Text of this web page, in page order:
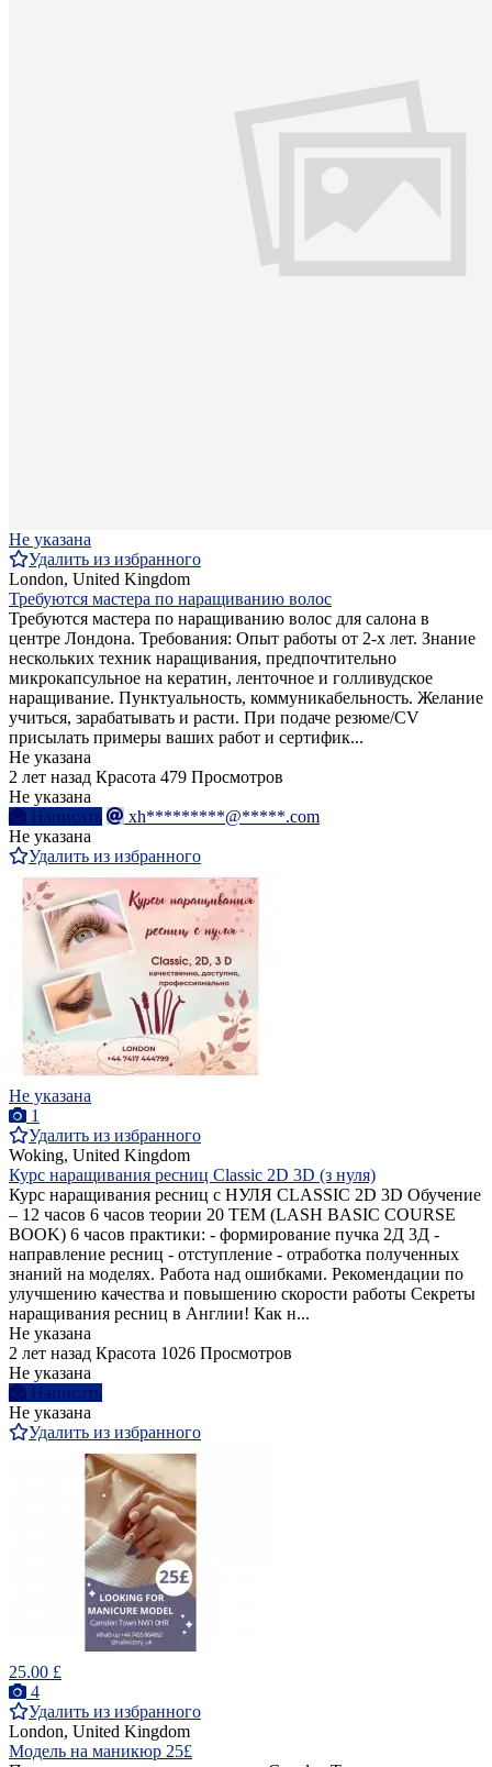
Не указана
Удалить из избранного
London, United Kingdom
Требуются мастера по наращиванию волос
Требуются мастера по наращиванию волос для салона в
центре Лондона. Требования: Опыт работы от 2-х лет. Знание
нескольких техник наращивания, предпочтительно
микрокапсульное на кератин, ленточное и голливудское
наращивание. Пунктуальность, коммуникабельность. Желание
учиться, зарабатывать и расти. При подаче резюме/CV
присылать примеры ваших работ и сертифик...
Не указана
2 лет назад Красота 479 Просмотров
Не указана
Написать
xh*********@*****.com
Не указана
Удалить из избранного
Не указана
1
Удалить из избранного
Woking, United Kingdom
Курс наращивания ресниц Classic 2D 3D (з нуля)
Курс наращивания ресниц с НУЛЯ CLASSIC 2D 3D Обучение
– 12 часов 6 часов теории 20 ТЕМ (LASH BASIC COURSE
BOOK) 6 часов практики: - формирование пучка 2Д 3Д -
направление ресниц - отступление - отработка полученных
знаний на моделях. Работа над ошибками. Рекомендации по
улучшению качества и повышению скорости работы Секреты
наращивания ресниц в Англии! Как н...
Не указана
2 лет назад Красота 1026 Просмотров
Не указана
Написать
Не указана
Удалить из избранного
25.00 £
4
Удалить из избранного
London, United Kingdom
Модель на маникюр 25£